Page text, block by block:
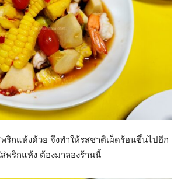
พริกแห้งด้วย จึงทำให้รสชาติเผ็ดร้อนขึ้นไปอีก
พริกแห้ง ต้องมาลองร้านนี้